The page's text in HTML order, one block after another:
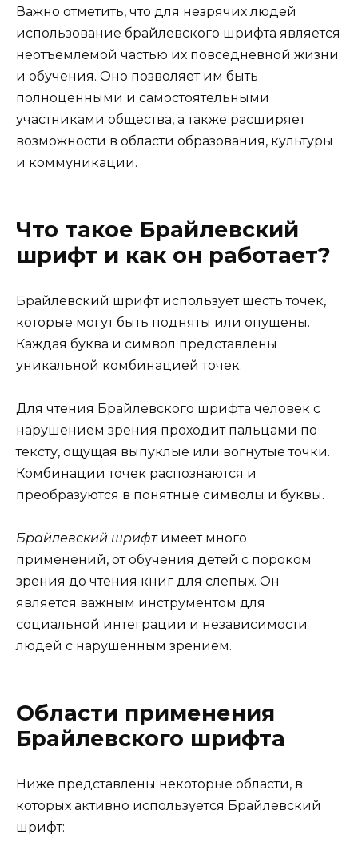
Важно отметить, что для незрячих людей
использование брайлевского шрифта является
неотъемлемой частью их повседневной жизни
и обучения. Оно позволяет им быть
полноценными и самостоятельными
участниками общества, а также расширяет
возможности в области образования, культуры
и коммуникации.
Что такое Брайлевский
шрифт и как он работает?
Брайлевский шрифт использует шесть точек,
которые могут быть подняты или опущены.
Каждая буква и символ представлены
уникальной комбинацией точек.
Для чтения Брайлевского шрифта человек с
нарушением зрения проходит пальцами по
тексту, ощущая выпуклые или вогнутые точки.
Комбинации точек распознаются и
преобразуются в понятные символы и буквы.
Брайлевский шрифтимеет много
применений, от обучения детей с пороком
зрения до чтения книг для слепых. Он
является важным инструментом для
социальной интеграции и независимости
людей с нарушенным зрением.
Области применения
Брайлевского шрифта
Ниже представлены некоторые области, в
которых активно используется Брайлевский
шрифт: